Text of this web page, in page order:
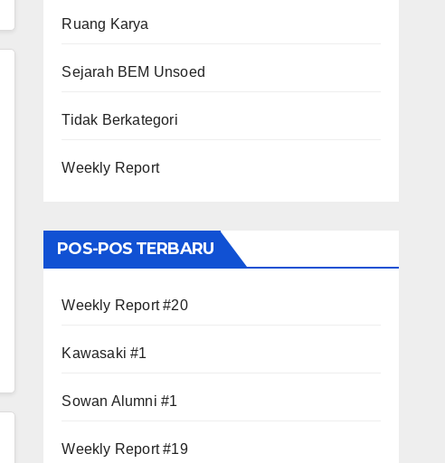
Ruang Karya
Sejarah BEM Unsoed
Tidak Berkategori
Weekly Report
POS-POS TERBARU
Weekly Report #20
Kawasaki #1
Sowan Alumni #1
Weekly Report #19